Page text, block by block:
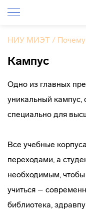
НИУ МИЭТ /
Кампус
Одно из главных
уникальный кампус,
специально для
Все учебные
переходами, а
необходимым,
учиться –
библиотека,